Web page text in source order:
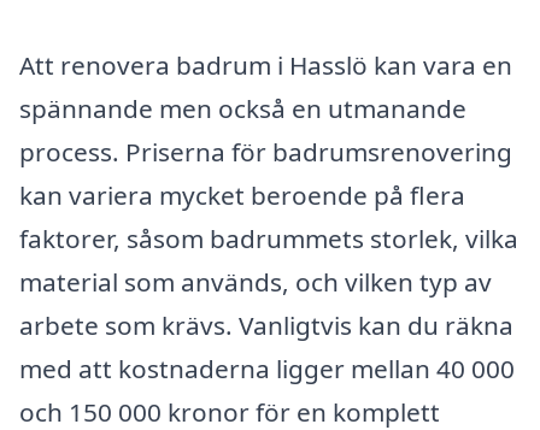
Att renovera badrum i Hasslö kan vara en
spännande men också en utmanande
process. Priserna för badrumsrenovering
kan variera mycket beroende på flera
faktorer, såsom badrummets storlek, vilka
material som används, och vilken typ av
arbete som krävs. Vanligtvis kan du räkna
med att kostnaderna ligger mellan 40 000
och 150 000 kronor för en komplett